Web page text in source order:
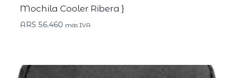
Mochila Cooler Ribera }
ARS 56.460 más IVA